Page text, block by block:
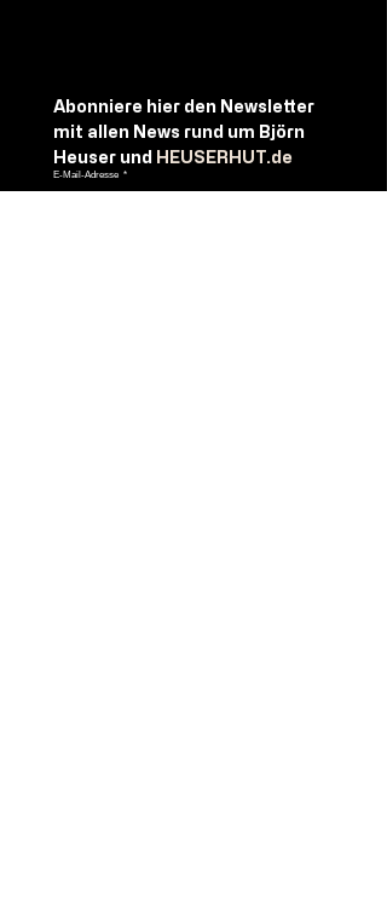
Abonniere hier den Newsletter
mit allen News rund um Björn
Heuser und HEUSERHUT.de
E-Mail-Adresse *